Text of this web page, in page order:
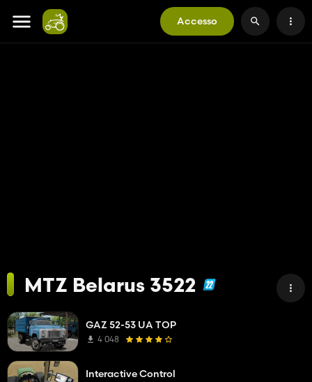
Accesso
MTZ Belarus 3522
GAZ 52-53 UA TOP
4 048
Interactive Control